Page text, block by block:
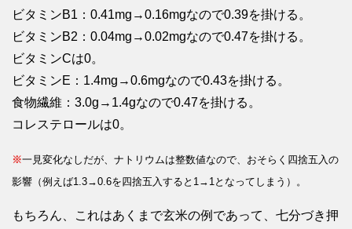
ビタミンB1：0.41mg→0.16mgなので0.39を掛ける。
ビタミンB2：0.04mg→0.02mgなので0.47を掛ける。
ビタミンCは0。
ビタミンE：1.4mg→0.6mgなので0.43を掛ける。
食物繊維：3.0g→1.4gなので0.47を掛ける。
コレステロールは0。
※一見変化なしだが、ナトリウムは整数値なので、おそらく四捨五入の
影響（例えば1.3→0.6を四捨五入すると1→1となってしまう）。
もちろん、これはあくまで玄米の例であって、七分づき押